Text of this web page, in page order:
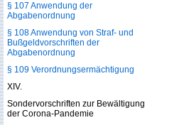
§ 107 Anwendung der
Abgabenordnung
§ 108 Anwendung von Straf- und
Bußgeldvorschriften der
Abgabenordnung
§ 109 Verordnungsermächtigung
XIV.
Sondervorschriften zur Bewältigung
der Corona-Pandemie